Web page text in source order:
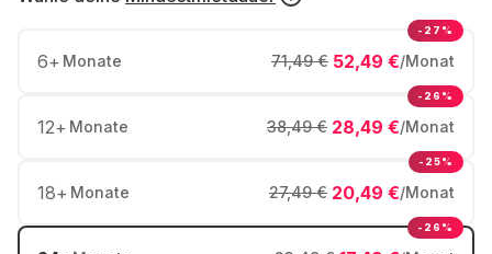
6+ Monate 52,49 €/Monat
71,49 €
-27%
12+ Monate 28,49 €/Monat
38,49 €
-26%
18+ Monate 20,49 €/Monat
27,49 €
-25%
-26%